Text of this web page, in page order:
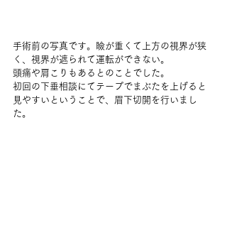
手術前の写真です。瞼が重くて上方の視界が狭
く、視界が遮られて運転ができない。
頭痛や肩こりもあるとのことでした。
初回の下垂相談にてテープでまぶたを上げると
見やすいということで、眉下切開を行いまし
た。